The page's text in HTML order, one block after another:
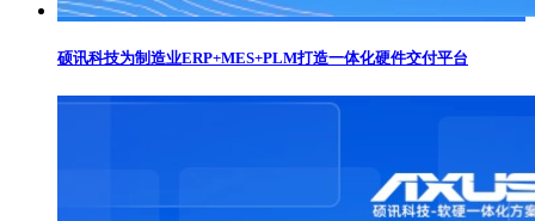
硕讯科技为制造业ERP+MES+PLM打造一体化硬件交付平台